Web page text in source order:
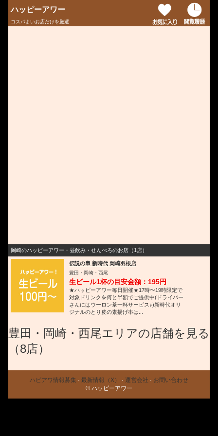
ハッピーアワー
コスパよいお店だけを厳選
岡崎のハッピーアワー・昼飲み・せんべろのお店（1店）
伝説の串 新時代 岡崎羽根店
豊田・岡崎・西尾
生ビール1杯の目安金額：195円
★ハッピーアワー毎日開催★17時〜19時限定で
対象ドリンクを何と半額でご提供中(ドライバー
さんにはウーロン茶一杯サービス♪)新時代オリ
ジナルのとり皮の素揚げ串は...
豊田・岡崎・西尾エリアの店舗を見る
（8店）
ハピアワ情報募集 · 最新情報（X） · 運営会社 · お問い合わせ
© ハッピーアワー